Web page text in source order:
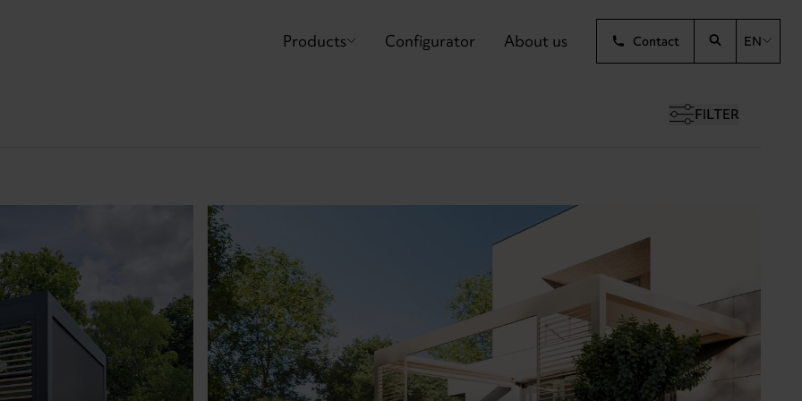
Products Configurator About us Contact EN
FILTER